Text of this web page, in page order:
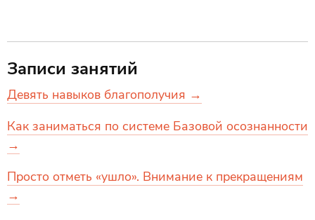
Записи занятий
Девять навыков благополучия →
Как заниматься по системе Базовой осознанности
→
Просто отметь «ушло». Внимание к прекращениям
→